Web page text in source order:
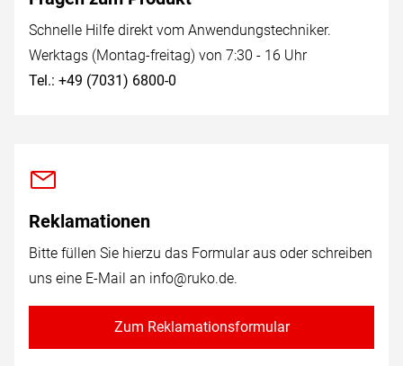
Schnelle Hilfe direkt vom Anwendungstechniker.
Werktags (Montag-freitag) von 7:30 - 16 Uhr
Tel.: +49 (7031) 6800-0
Reklamationen
Bitte füllen Sie hierzu das Formular aus oder schreiben
uns eine E-Mail an info@ruko.de.
Zum Reklamationsformular